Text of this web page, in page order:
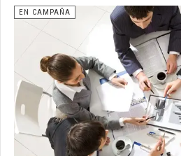
EN CAMPAÑA